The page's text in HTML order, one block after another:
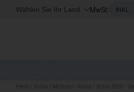
Wählen Sie Ihr Land MwSt: